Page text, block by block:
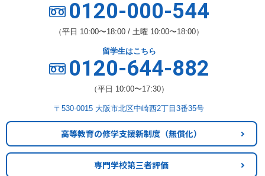
0120-000-544
（平日 10:00〜18:00 / 土曜 10:00〜18:00）
留学生はこちら
0120-644-882
（平日 10:00〜17:30）
〒530-0015 大阪市北区中崎西2丁目3番35号
高等教育の修学支援新制度 （無償化）
専門学校第三者評価